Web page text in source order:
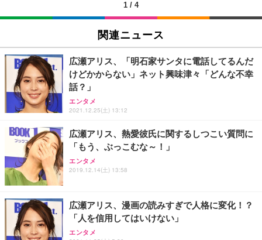
SIHOO B100 オフィスチェア／デスクチェア メッシ
ュチェア 人間工学 疲れない ブラック
￥27,999
Sezlife オフィスチェア デスクチェア 疲れない テレ
ワーク チェア 強化バックレスト 30度ロッキング機
能 人間工学 椅子 腰サポート 90度跳ね上げ式アーム
レスト 3Dヘッドレスト ハンガー付き 高反発クッシ
務用 おしゃれ パソコンチェア (ブラック)
Sezlife オフィスチェア デスクチェア 疲れない テレ
ワーク チェア 強化バックレスト 30度ロッキング機
能 人間工学 椅子 腰サポート 90度跳ね上げ式アーム
務用 おしゃれ パソコンチェア (ホワイト)
ANDWINT オフィスチェア デスクチェア 肘なし メ
ッシュ 通気性 ランバーサポート付き 腰サポート ガ
EIZO ビジネス向けプレミアムモニター | FlexScan
￥109,572
【純正品】27"ゲーミングモニター DualSense 充電
フック付き（CFI-ZDM1J）
￥49,979
【整備済み品】Dell E2724HS 27インチ 液晶モニタ
ー フルHD（1920×1080）VA 非光沢 HDMI/DisplayP
ort/VGA スピーカー内蔵 高さ調整 スイベル VESA対
【MiniLED/24.5inch/280Hz/FHD】GRAPHT THE S
HOOTER Gaming Monitor 24” Essential ゲーミン
Amazonベーシック ペットシーツ 厚型 ワイド 42枚
x2袋(84枚) ホワイト(吸収面:ライトブルー)
￥3,234
ネオ・ルーライフ ネオ・オムツ L 中型犬用 26枚入
り 単品
￥1,800
Smart Basic(スマートベーシック) 【Amazon.co.jp
限定】 Smart Basic アイリスオーヤマ ペットシーツ
超厚型 お徳用 ワイド 100枚入 (x 1) (ケース販売)
アイリスオーヤマ ペットシーツ 超厚型 お徳用 レギ
ュラー 200枚入【Amazon.co.jp限定】
1 / 4
関連ニュース
広瀬アリス、「明石家サンタに電話してるんだ
けどかからない」ネット興味津々「どんな不幸
話？」
エンタメ
2021.12.25(土) 13:12
広瀬アリス、熱愛彼氏に関するしつこい質問に
「もう、ぶっこむな～！」
エンタメ
2019.12.14(土) 13:58
広瀬アリス、漫画の読みすぎで人格に変化！？
「人を信用してはいけない」
エンタメ